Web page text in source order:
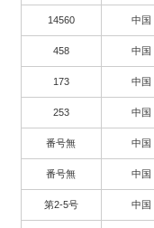
14560 中国
458 中国
173 中国
253 中国
番号無 中国
番号無 中国
第2-5号 中国